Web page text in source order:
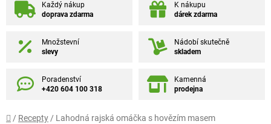
Každý nákup
doprava zdarma
K nákupu
dárek zdarma
Množstevní
slevy
Nádobí skutečně
skladem
Poradenství
+420 604 100 318
Kamenná
prodejna
Domů
/ Recepty / Lahodná rajská omáčka s hovězím masem